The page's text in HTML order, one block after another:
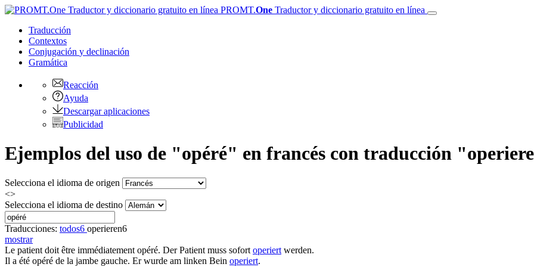
PROMT.One Traductor y diccionario gratuito en línea
Traducción
Contextos
Conjugación y declinación
Gramática
Reacción
Ayuda
Descargar aplicaciones
Publicidad
Ejemplos del uso de "opéré" en francés con traducción
Selecciona el idioma de origen
<>
Selecciona el idioma de destino
Traducciones: todos6 operieren6
mostrar
Le patient doit être immédiatement opéré. Der Patient muss sofort operiert werden.
Il a été opéré de la jambe gauche. Er wurde am linken Bein operiert.